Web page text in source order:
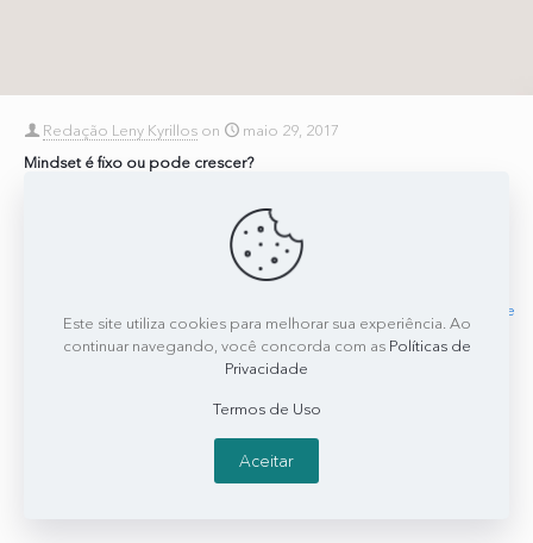
Redação Leny Kyrillos on
maio 29, 2017
Mindset é fixo ou pode crescer?
corporativo e está sendo abordado em diversos livros, atualmente.
Read more
Este site utiliza cookies para melhorar sua experiência. Ao
continuar navegando, você concorda com as Políticas de
Privacidade
Termos de Uso
Aceitar